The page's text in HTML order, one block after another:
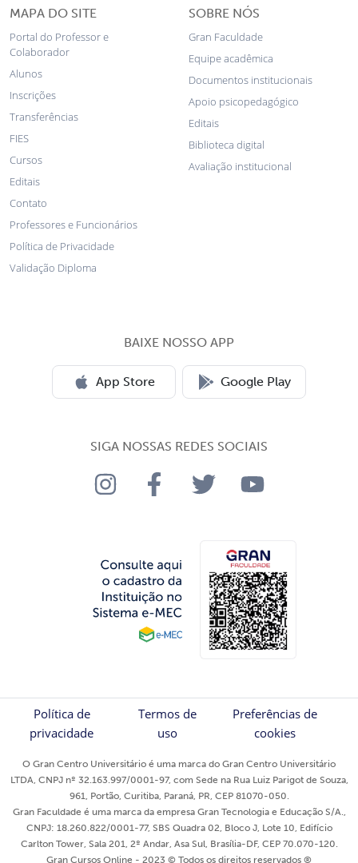
MAPA DO SITE
Portal do Professor e
Colaborador
Alunos
Inscrições
Transferências
FIES
Cursos
Editais
Contato
Professores e Funcionários
Política de Privacidade
Validação Diploma
SOBRE NÓS
Gran Faculdade
Equipe acadêmica
Documentos institucionais
Apoio psicopedagógico
Editais
Biblioteca digital
Avaliação institucional
BAIXE NOSSO APP
App Store Google Play
SIGA NOSSAS REDES SOCIAIS
Política de
privacidade
Termos de
uso
Preferências de
cookies
O Gran Centro Universitário é uma marca do Gran Centro Universitário
LTDA, CNPJ nº 32.163.997/0001-97, com Sede na Rua Luiz Parigot de Souza,
961, Portão, Curitiba, Paraná, PR, CEP 81070-050.
Gran Faculdade é uma marca da empresa Gran Tecnologia e Educação S/A.,
CNPJ: 18.260.822/0001-77, SBS Quadra 02, Bloco J, Lote 10, Edifício
Carlton Tower, Sala 201, 2º Andar, Asa Sul, Brasília-DF, CEP 70.070-120.
Gran Cursos Online - 2023 © Todos os direitos reservados ®